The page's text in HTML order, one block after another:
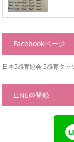
Facebookページ
日本5感育協会 5感育タッ
LINE@登録